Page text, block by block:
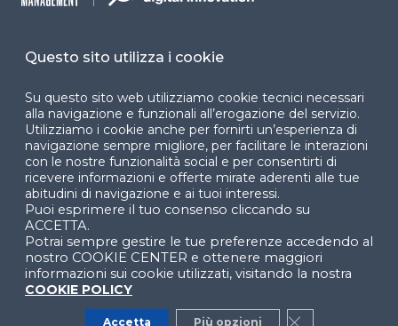
Facebook LinkedIn
YouTube X
© 2024 Copyright © Politecnico di Milano Dipartimento
Questo sito utilizza i cookie
Su questo sito web utilizziamo cookie tecnici necessari
alla navigazione e funzionali all’erogazione del servizio.
Utilizziamo i cookie anche per fornirti un’esperienza di
navigazione sempre migliore, per facilitare le interazioni
con le nostre funzionalità social e per consentirti di
ricevere informazioni e offerte mirate aderenti alle tue
abitudini di navigazione e ai tuoi interessi.
Puoi esprimere il tuo consenso cliccando su
ACCETTA.
Potrai sempre gestire le tue preferenze accedendo al
nostro COOKIE CENTER e ottenere maggiori
informazioni sui cookie utilizzati, visitando la nostra
COOKIE POLICY
Accetta Più opzioni